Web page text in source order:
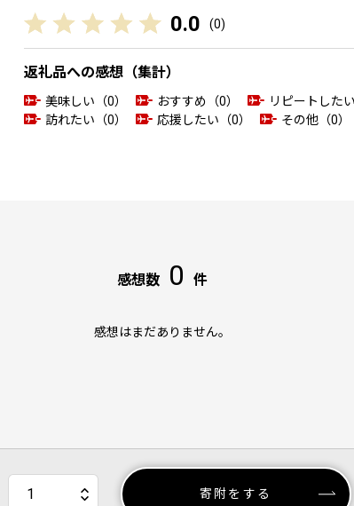
0.0 (0)
返礼品への感想（集計）
美味しい（0） おすすめ（0） リピートした
訪れたい（0）
応援したい（0） その他（0）
感想数 0 件
感想はまだありません。
寄附をする